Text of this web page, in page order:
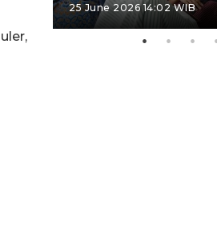
25 June 2026 14:02 WIB